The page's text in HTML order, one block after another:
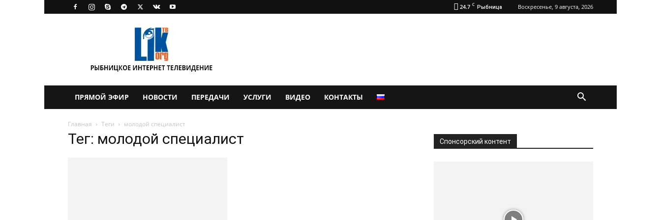
24.7 C Рыбница Воскресенье, 9 августа, 2026
ПРЯМОЙ ЭФИР НОВОСТИ ПЕРЕДАЧИ УСЛУГИ ВИДЕО КОНТАКТЫ
Главная Теги молодой специалист
Тег: молодой специалист Спонсорский контент